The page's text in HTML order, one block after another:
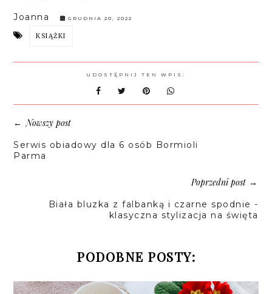
Joanna GRUDNIA 20, 2022
KSIĄŻKI
UDOSTĘPNIJ TEN WPIS:
←Nowszy post
Serwis obiadowy dla 6 osób Bormioli
Parma
Poprzedni post→
Biała bluzka z falbanką i czarne spodnie -
klasyczna stylizacja na święta
PODOBNE POSTY: